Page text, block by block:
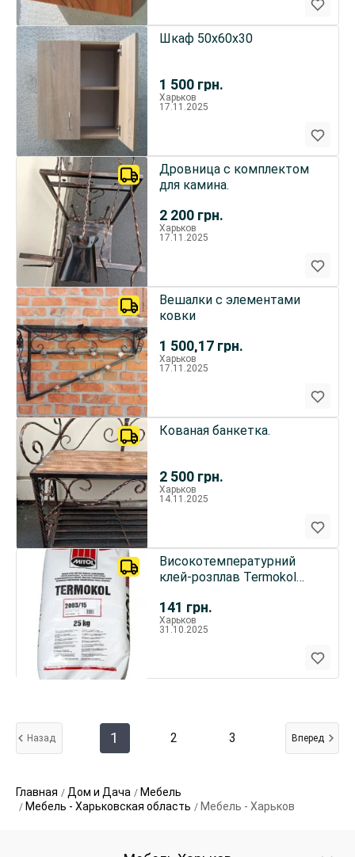
1 500 грн.
Шкаф 50х60х30
Харьков
17.11.2025
2 200 грн.
Дровница с комплектом
для камина.
Харьков
17.11.2025
1 500,17 грн.
Вешалки с элементами
ковки
Харьков
17.11.2025
2 500 грн.
Кованая банкетка.
Харьков
14.11.2025
141 грн.
Високотемпературний
клей-розплав Termokol
Харьков
31.10.2025
Назад 1 2 3 Вперед
Главная Дом и Дача
Мебель
Мебель - Харьковская область
Мебель - Харьков